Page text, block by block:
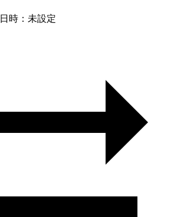
日時：未設定